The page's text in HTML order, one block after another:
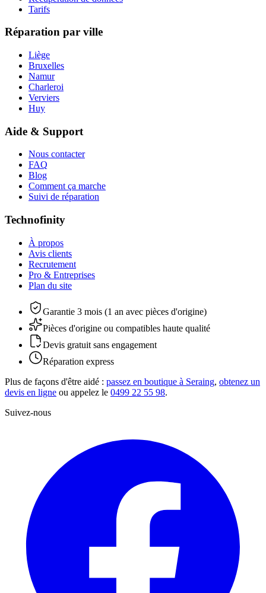
Tarifs
Réparation par ville
Liège
Bruxelles
Namur
Charleroi
Verviers
Huy
Aide & Support
Nous contacter
FAQ
Blog
Comment ça marche
Suivi de réparation
Technofinity
À propos
Avis clients
Recrutement
Pro & Entreprises
Plan du site
Garantie 3 mois (1 an avec pièces d'origine)
Pièces d'origine ou compatibles haute qualité
Devis gratuit sans engagement
Réparation express
Plus de façons d'être aidé : passez en boutique à Seraing, obtenez un
devis en ligne ou appelez le 0499 22 55 98.
Suivez-nous